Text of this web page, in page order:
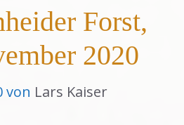
Forst,
2020
von Lars Kaiser